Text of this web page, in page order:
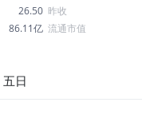
26.50 昨收
86.11亿 流通市值
33.10
五日